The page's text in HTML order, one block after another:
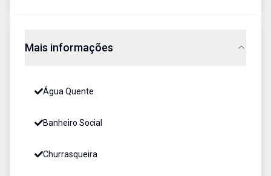
Mais informações
Água Quente
Banheiro Social
Churrasqueira